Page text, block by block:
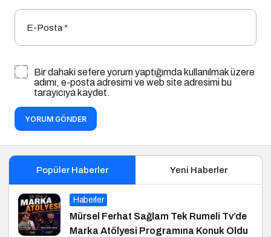
E-Posta*
Bir dahaki sefere yorum yaptığımda kullanılmak üzere
adımı, e-posta adresimi ve web site adresimi bu
tarayıcıya kaydet.
YORUM GÖNDER
Popüler Haberler Yeni Haberler
Haberler
Mürsel Ferhat Sağlam Tek Rumeli Tv’de
Marka Atölyesi Programına Konuk Oldu